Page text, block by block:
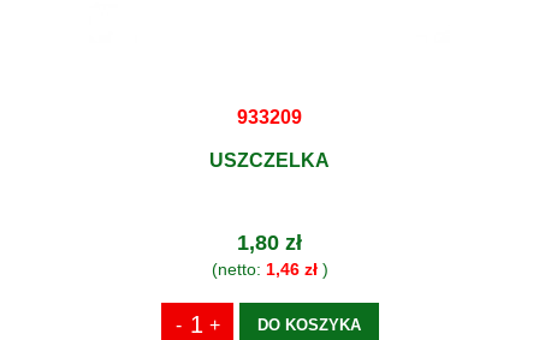
933209
USZCZELKA
1,80 zł
(netto: 1,46 zł)
DO KOSZYKA